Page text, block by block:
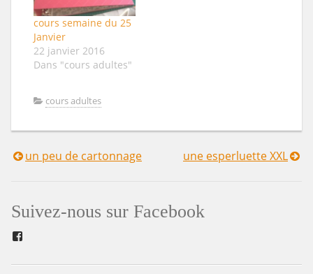
cours semaine du 25
Janvier
22 janvier 2016
Dans "cours adultes"
cours adultes
Navigation
l’article
un peu de cartonnage une esperluette XXL
Suivez-nous sur Facebook